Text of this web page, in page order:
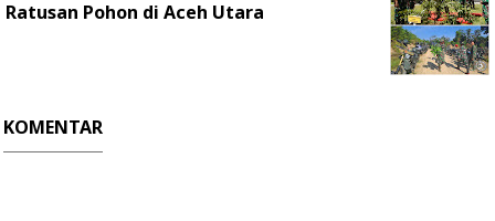
Ratusan Pohon di Aceh Utara
KOMENTAR